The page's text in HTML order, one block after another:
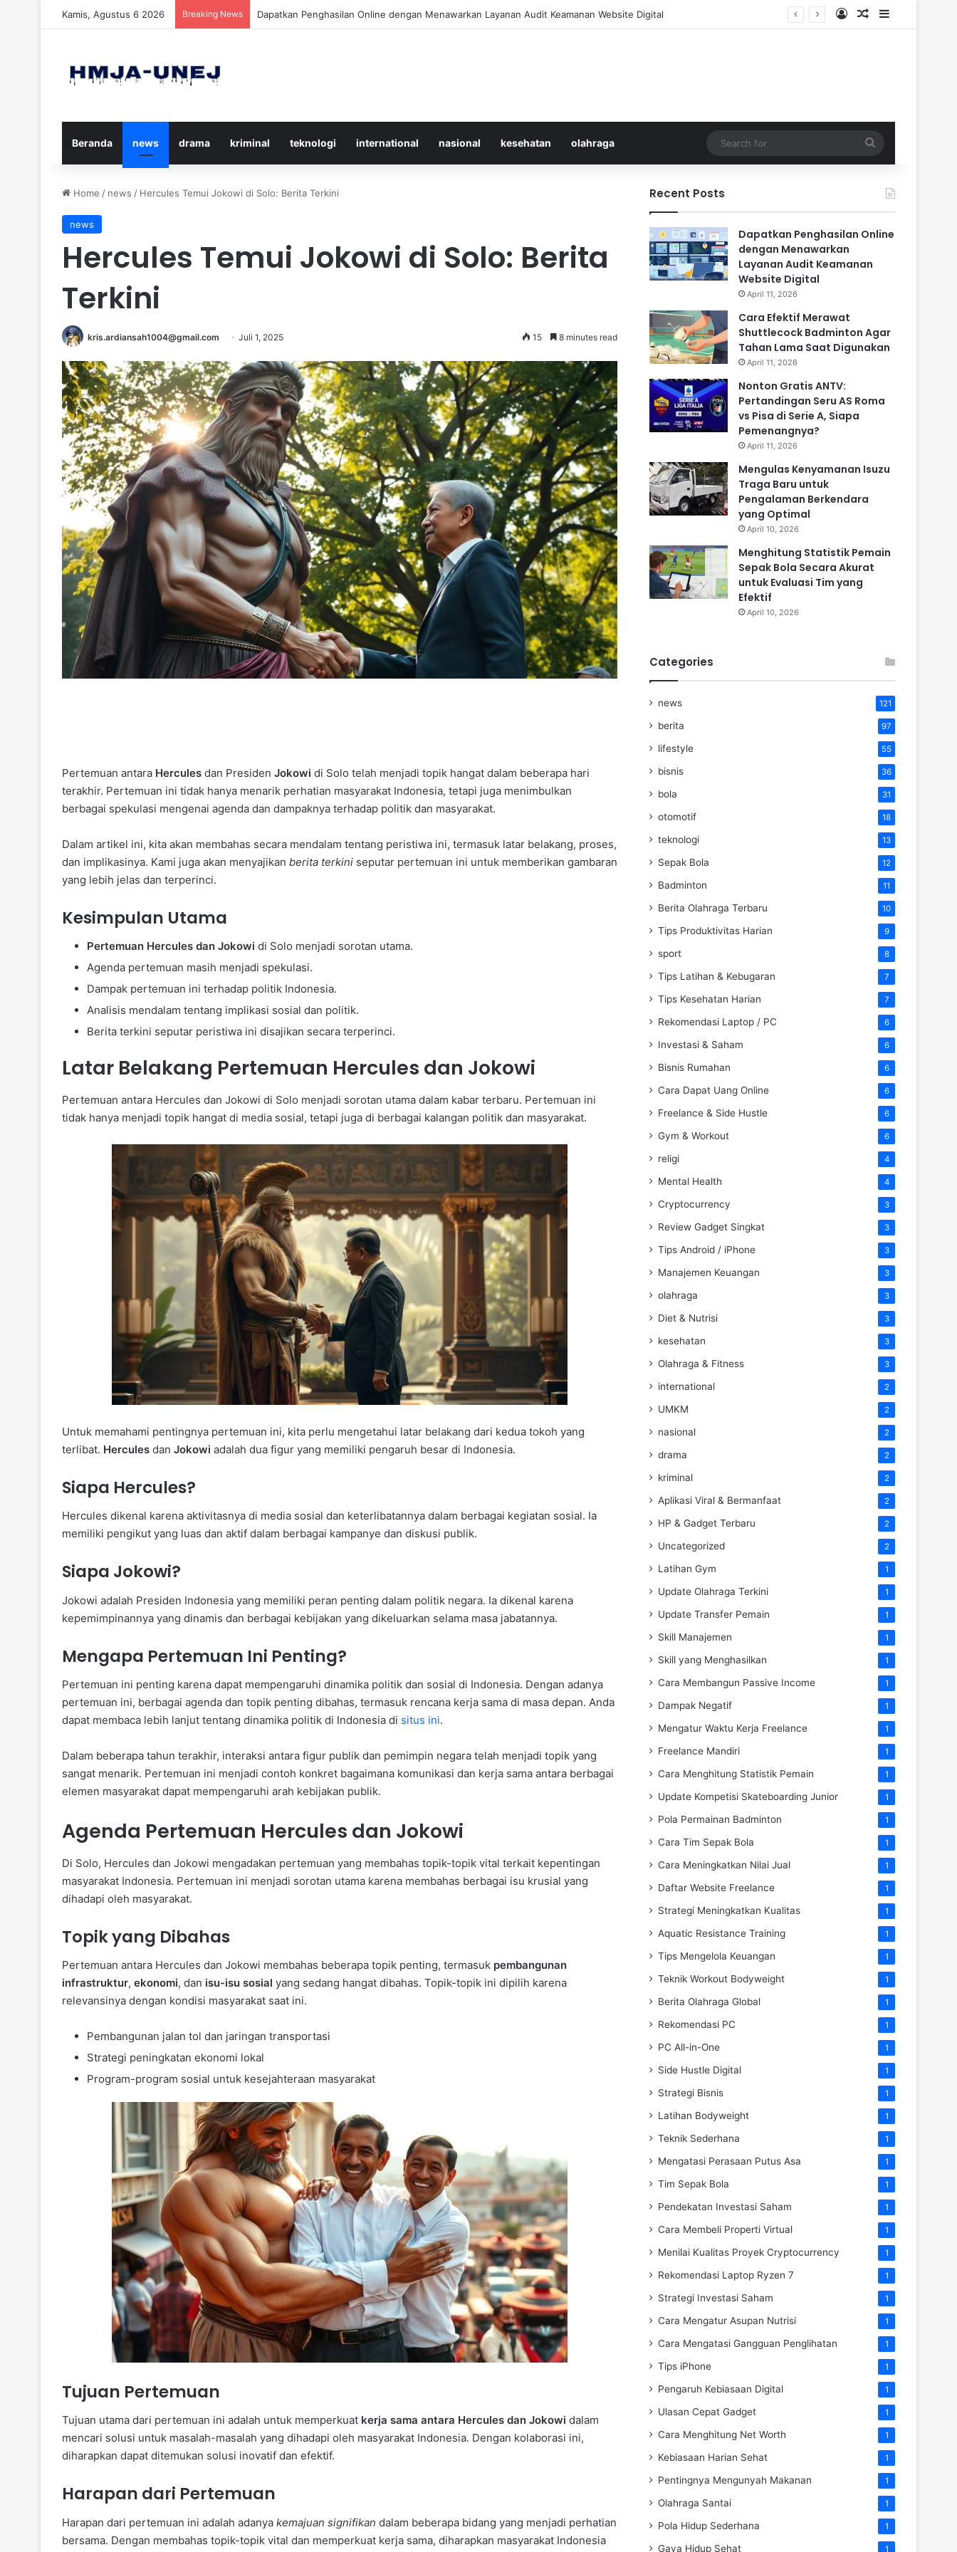
Kamis, Agustus 6 2026 Breaking News Cara Efektif Merawat Shuttlecock Badminton Agar Tahan Lama Saat Digunakan Log InRandom Article
Sidebar
Beranda news drama kriminal teknologi international nasional kesehatan olahraga
for
Home / news / Hercules Temui Jokowi di Solo: Berita Terkini
news
Hercules Temui Jokowi di Solo: Berita
Terkini
kris.ardiansah1004@gmail.com Juli 1, 2025 15 8 minutes read
Pertemuan antara Hercules dan Presiden Jokowi di Solo telah menjadi topik hangat dalam beberapa hari
terakhir. Pertemuan ini tidak hanya menarik perhatian masyarakat Indonesia, tetapi juga menimbulkan
berbagai spekulasi mengenai agenda dan dampaknya terhadap politik dan masyarakat.
Dalam artikel ini, kita akan membahas secara mendalam tentang peristiwa ini, termasuk latar belakang, proses,
dan implikasinya. Kami juga akan menyajikan berita terkini seputar pertemuan ini untuk memberikan gambaran
yang lebih jelas dan terperinci.
Kesimpulan Utama
Pertemuan Hercules dan Jokowi di Solo menjadi sorotan utama.
Agenda pertemuan masih menjadi spekulasi.
Dampak pertemuan ini terhadap politik Indonesia.
Analisis mendalam tentang implikasi sosial dan politik.
Berita terkini seputar peristiwa ini disajikan secara terperinci.
Latar Belakang Pertemuan Hercules dan Jokowi
Pertemuan antara Hercules dan Jokowi di Solo menjadi sorotan utama dalam kabar terbaru. Pertemuan ini
tidak hanya menjadi topik hangat di media sosial, tetapi juga di berbagai kalangan politik dan masyarakat.
Untuk memahami pentingnya pertemuan ini, kita perlu mengetahui latar belakang dari kedua tokoh yang
terlibat. Hercules dan Jokowi adalah dua figur yang memiliki pengaruh besar di Indonesia.
Siapa Hercules?
Hercules dikenal karena aktivitasnya di media sosial dan keterlibatannya dalam berbagai kegiatan sosial. Ia
memiliki pengikut yang luas dan aktif dalam berbagai kampanye dan diskusi publik.
Siapa Jokowi?
Jokowi adalah Presiden Indonesia yang memiliki peran penting dalam politik negara. Ia dikenal karena
kepemimpinannya yang dinamis dan berbagai kebijakan yang dikeluarkan selama masa jabatannya.
Mengapa Pertemuan Ini Penting?
Pertemuan ini penting karena dapat mempengaruhi dinamika politik dan sosial di Indonesia. Dengan adanya
pertemuan ini, berbagai agenda dan topik penting dibahas, termasuk rencana kerja sama di masa depan. Anda
dapat membaca lebih lanjut tentang dinamika politik di Indonesia di situs ini.
Dalam beberapa tahun terakhir, interaksi antara figur publik dan pemimpin negara telah menjadi topik yang
sangat menarik. Pertemuan ini menjadi contoh konkret bagaimana komunikasi dan kerja sama antara berbagai
elemen masyarakat dapat mempengaruhi arah kebijakan publik.
Agenda Pertemuan Hercules dan Jokowi
Di Solo, Hercules dan Jokowi mengadakan pertemuan yang membahas topik-topik vital terkait kepentingan
masyarakat Indonesia. Pertemuan ini menjadi sorotan utama karena membahas berbagai isu krusial yang
dihadapi oleh masyarakat.
Topik yang Dibahas
Pertemuan antara Hercules dan Jokowi membahas beberapa topik penting, termasuk pembangunan
infrastruktur, ekonomi, dan isu-isu sosial yang sedang hangat dibahas. Topik-topik ini dipilih karena
relevansinya dengan kondisi masyarakat saat ini.
Pembangunan jalan tol dan jaringan transportasi
Strategi peningkatan ekonomi lokal
Program-program sosial untuk kesejahteraan masyarakat
Tujuan Pertemuan
Tujuan utama dari pertemuan ini adalah untuk memperkuat kerja sama antara Hercules dan Jokowi dalam
mencari solusi untuk masalah-masalah yang dihadapi oleh masyarakat Indonesia. Dengan kolaborasi ini,
diharapkan dapat ditemukan solusi inovatif dan efektif.
Harapan dari Pertemuan
Harapan dari pertemuan ini adalah adanya kemajuan signifikan dalam beberapa bidang yang menjadi perhatian
bersama. Dengan membahas topik-topik vital dan memperkuat kerja sama, diharapkan masyarakat Indonesia
Recent Posts
Dapatkan Penghasilan Online
dengan Menawarkan
Layanan Audit Keamanan
Website Digital
April 11, 2026
Cara Efektif Merawat
Shuttlecock Badminton Agar
Tahan Lama Saat Digunakan
April 11, 2026
Nonton Gratis ANTV:
Pertandingan Seru AS Roma
vs Pisa di Serie A, Siapa
Pemenangnya?
April 11, 2026
Mengulas Kenyamanan Isuzu
Traga Baru untuk
Pengalaman Berkendara
yang Optimal
April 10, 2026
Menghitung Statistik Pemain
Sepak Bola Secara Akurat
untuk Evaluasi Tim yang
Efektif
April 10, 2026
Categories
news 121
berita 97
lifestyle 55
bisnis 36
bola 31
otomotif 18
teknologi 13
Sepak Bola 12
Badminton 11
Berita Olahraga Terbaru 10
Tips Produktivitas Harian 9
sport 8
Tips Latihan & Kebugaran 7
Tips Kesehatan Harian 7
Rekomendasi Laptop / PC 6
Investasi & Saham 6
Bisnis Rumahan 6
Cara Dapat Uang Online 6
Freelance & Side Hustle 6
Gym & Workout 6
religi 4
Mental Health 4
Cryptocurrency 3
Review Gadget Singkat 3
Tips Android / iPhone 3
Manajemen Keuangan 3
olahraga 3
Diet & Nutrisi 3
kesehatan 3
Olahraga & Fitness 3
international 2
UMKM 2
nasional 2
drama 2
kriminal 2
Aplikasi Viral & Bermanfaat 2
HP & Gadget Terbaru 2
Uncategorized 2
Latihan Gym 1
Update Olahraga Terkini 1
Update Transfer Pemain 1
Skill Manajemen 1
Skill yang Menghasilkan 1
Cara Membangun Passive Income 1
Dampak Negatif 1
Mengatur Waktu Kerja Freelance 1
Freelance Mandiri 1
Cara Menghitung Statistik Pemain 1
Update Kompetisi Skateboarding Junior 1
Pola Permainan Badminton 1
Cara Tim Sepak Bola 1
Cara Meningkatkan Nilai Jual 1
Daftar Website Freelance 1
Strategi Meningkatkan Kualitas 1
Aquatic Resistance Training 1
Tips Mengelola Keuangan 1
Teknik Workout Bodyweight 1
Berita Olahraga Global 1
Rekomendasi PC 1
PC All-in-One 1
Side Hustle Digital 1
Strategi Bisnis 1
Latihan Bodyweight 1
Teknik Sederhana 1
Mengatasi Perasaan Putus Asa 1
Tim Sepak Bola 1
Pendekatan Investasi Saham 1
Cara Membeli Properti Virtual 1
Menilai Kualitas Proyek Cryptocurrency 1
Rekomendasi Laptop Ryzen 7 1
Strategi Investasi Saham 1
Cara Mengatur Asupan Nutrisi 1
Cara Mengatasi Gangguan Penglihatan 1
Tips iPhone 1
Pengaruh Kebiasaan Digital 1
Ulasan Cepat Gadget 1
Cara Menghitung Net Worth 1
Kebiasaan Harian Sehat 1
Pentingnya Mengunyah Makanan 1
Olahraga Santai 1
Pola Hidup Sederhana 1
Gaya Hidup Sehat 1